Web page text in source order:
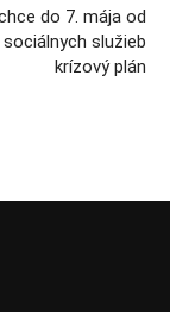
do 7. mája od
sociálnych služieb
krízový plán